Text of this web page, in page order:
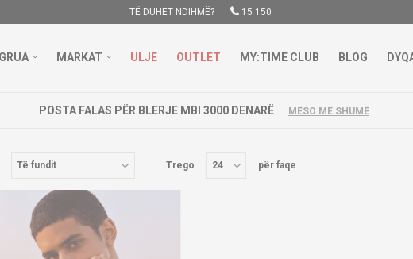
TË DUHET NDIHMË? 15 150
GRUA MARKAT ULJE OUTLET MY:TIME CLUB BLOG
POSTA FALAS PËR BLERJE MBI 3000 DENARË MËSO MË SHUMË
Trego për faqe